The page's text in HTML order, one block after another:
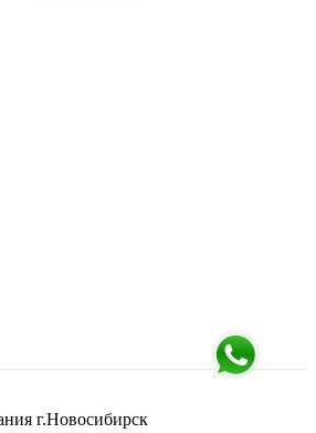
г.Новосибирск